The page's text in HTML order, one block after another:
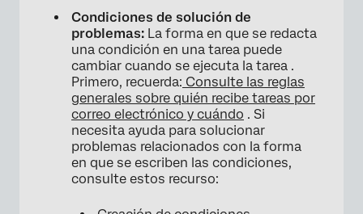
Condiciones de solución de
problemas: La forma en que se redacta
una condición en una tarea puede
cambiar cuando se ejecuta la tarea .
Primero, recuerda: Consulte las reglas
generales sobre quién recibe tareas por
correo electrónico y cuándo . Si
necesita ayuda para solucionar
problemas relacionados con la forma
en que se escriben las condiciones,
consulte estos recurso: